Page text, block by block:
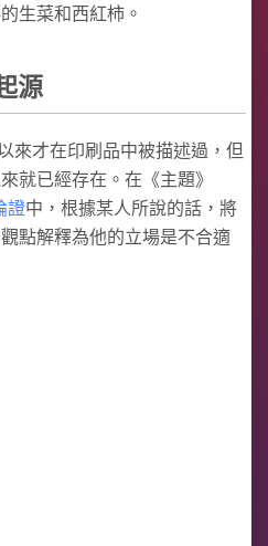
生菜和西紅柿。
源
來才在印刷品中被描述過，但
就已經存在。在《主題》
證中，根據某人所說的話，將
點解釋為他的立場是不合適